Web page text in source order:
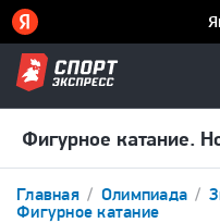
Фигурное катание.
Главная Олимпиада
Фигурное катание